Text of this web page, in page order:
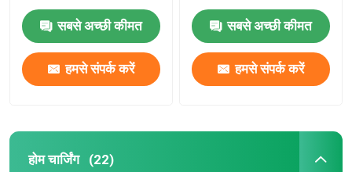
वोल्टेज 200-1000V
सबसे अच्छी कीमत
हमसे संपर्क करें
सबसे अच्छी कीमत
हमसे संपर्क करें
होम चार्जिंग (22)